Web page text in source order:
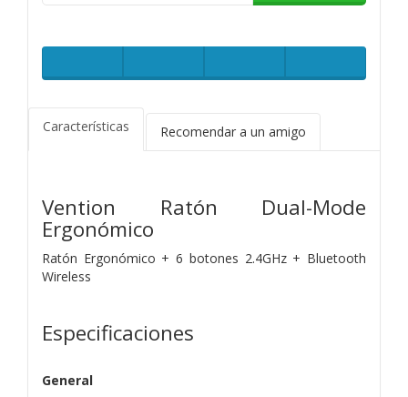
Características Recomendar a un amigo
Vention Ratón Dual-Mode
Ergonómico
Ratón Ergonómico + 6 botones 2.4GHz + Bluetooth
Wireless
Especificaciones
General